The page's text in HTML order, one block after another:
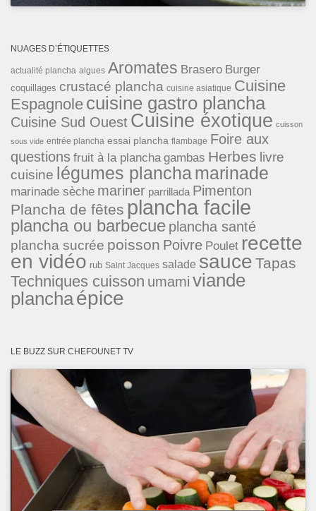
NUAGES D’ÉTIQUETTES
actualité plancha algues Aromates Brasero Burger
coquillages crustacé plancha cuisine asiatique Cuisine
Espagnole cuisine gastro plancha
Cuisine Sud Ouest Cuisine éxotique cuisson
sous vide entrée plancha essai plancha flambage Foire aux
questions fruit à la plancha gambas Herbes livre
cuisine légumes planchamarinade
marinade sèche mariner parrillada Pimenton
Plancha de fêtes plancha facile
plancha ou barbecue plancha santé
plancha sucrée poisson Poivre Poulet recette
en vidéo rub Saint Jacques salade sauce Tapas
Techniques cuisson umami viande
planchaépice
LE BUZZ SUR CHEFOUNET TV